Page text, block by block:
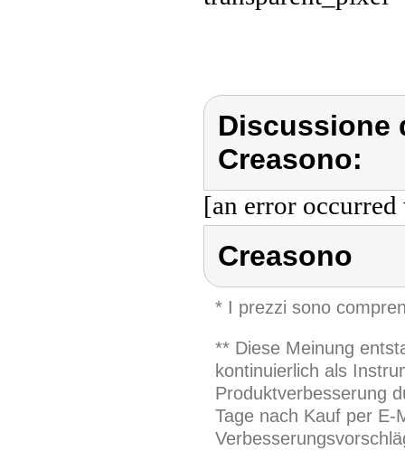
Discussione
Creasono:
[an error
Creasono
* I prezzi sono
** Diese Meinung
kontinuierlich als
Produktverbesserung
Tage nach Kauf per E-